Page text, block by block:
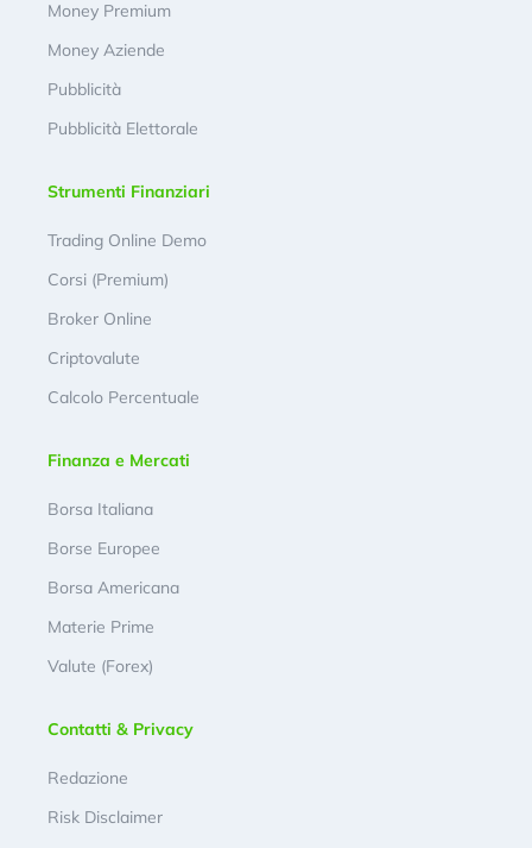
Money Premium
Money Aziende
Pubblicità
Pubblicità Elettorale
Strumenti Finanziari
Trading Online Demo
Corsi (Premium)
Broker Online
Criptovalute
Calcolo Percentuale
Finanza e Mercati
Borsa Italiana
Borse Europee
Borsa Americana
Materie Prime
Valute (Forex)
Contatti & Privacy
Redazione
Risk Disclaimer